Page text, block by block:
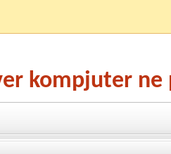
kompjuter ne